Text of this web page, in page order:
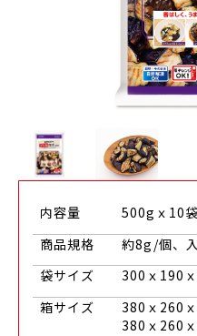
内容量
500gｘ10
商品規格
約8g/個、
袋サイズ
300ｘ190
箱サイズ
380ｘ260
380ｘ260